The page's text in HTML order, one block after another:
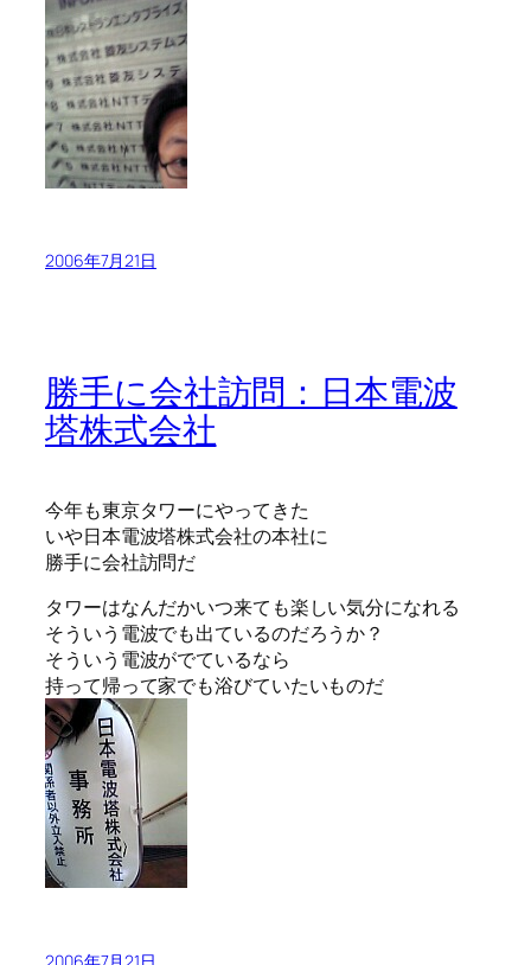
2006年7月21日
勝手に会社訪問：日本電波
塔株式会社
今年も東京タワーにやってきた
いや日本電波塔株式会社の本社に
勝手に会社訪問だ
タワーはなんだかいつ来ても楽しい気分になれる
そういう電波でも出ているのだろうか？
そういう電波がでているなら
持って帰って家でも浴びていたいものだ
2006年7月21日